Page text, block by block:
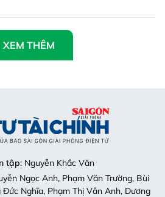
XEM THÊM
tập: Nguyễn Khắc Văn
Ngọc Anh, Phạm Văn Trường, Bùi
Nghĩa, Phạm Thị Vân Anh, Dương